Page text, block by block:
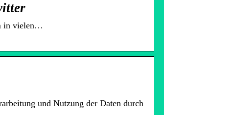
in vielen…
und Nutzung der Daten durch